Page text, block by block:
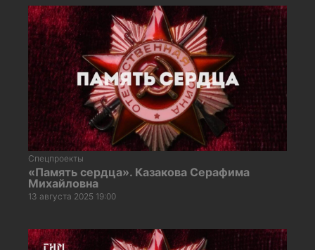
Спецпроекты
«Память сердца». Казакова Серафима
Михайловна
13 августа 2025 19:00